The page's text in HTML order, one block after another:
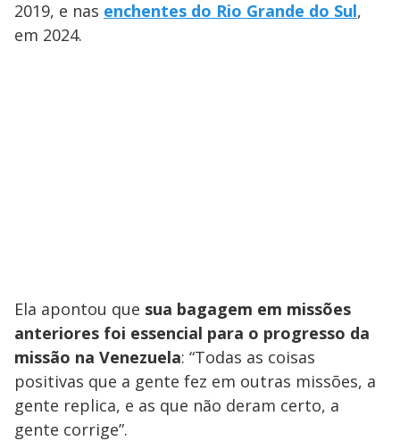
2019, e nas enchentes do Rio Grande do Sul,
em 2024.
Ela apontou que sua bagagem em missões
anteriores foi essencial para o progresso da
missão na Venezuela: “Todas as coisas
positivas que a gente fez em outras missões, a
gente replica, e as que não deram certo, a
gente corrige”.